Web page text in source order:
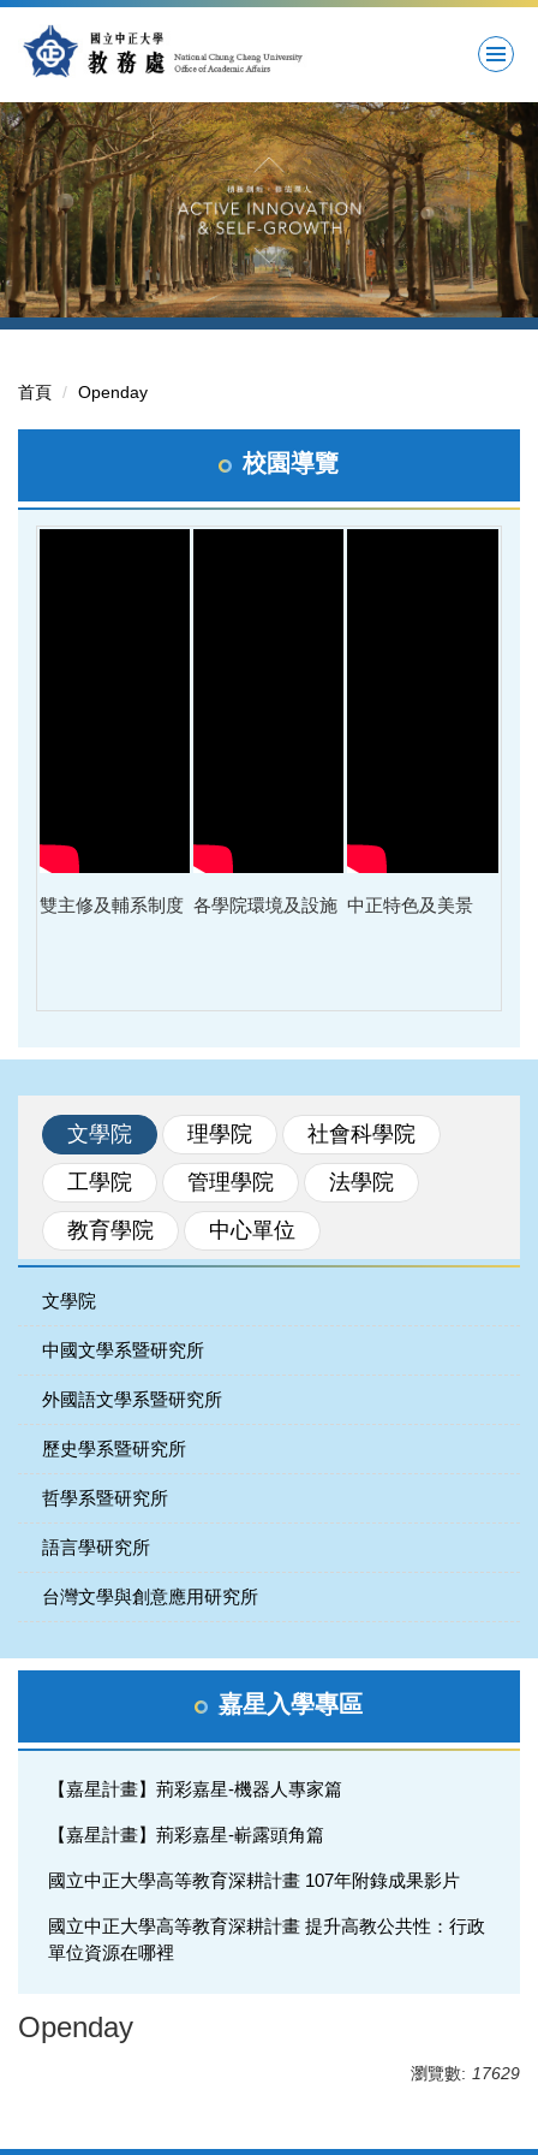
到
內
容
區
首頁 Openday
校園導覽
雙主修及輔系制度 各學院環境及設施 中正特色及美景
文學院 理學院
社會科學院
工學院
管理學院
法學院
教育學院
中心單位
文學院
中國文學系暨研究所
外國語文學系暨研究所
歷史學系暨研究所
哲學系暨研究所
語言學研究所
台灣文學與創意應用研究所
嘉星入學專區
【嘉星計畫】荊彩嘉星-機器人專家篇
【嘉星計畫】荊彩嘉星-嶄露頭角篇
國立中正大學高等教育深耕計畫 107年附錄成果影片
國立中正大學高等教育深耕計畫 提升高教公共性：行政
單位資源在哪裡
Openday
瀏覽數: 17629